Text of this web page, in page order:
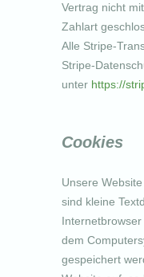
Vertrag nicht
Zahlart
Alle Stripe-
Stripe-
unter https://
Cookies
Unsere
sind kleine
dem
gespeichert